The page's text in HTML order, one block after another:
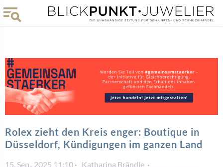
Rolex zieht den Kreis enger: Boutique in
Düsseldorf, Kündigungen im ganzen Land
15. Sep.. 2025 11:10 Katharina Brändle